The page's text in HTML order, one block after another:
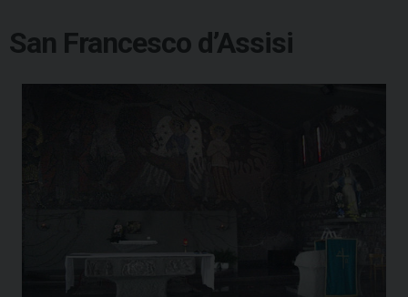
San Francesco d’Assisi